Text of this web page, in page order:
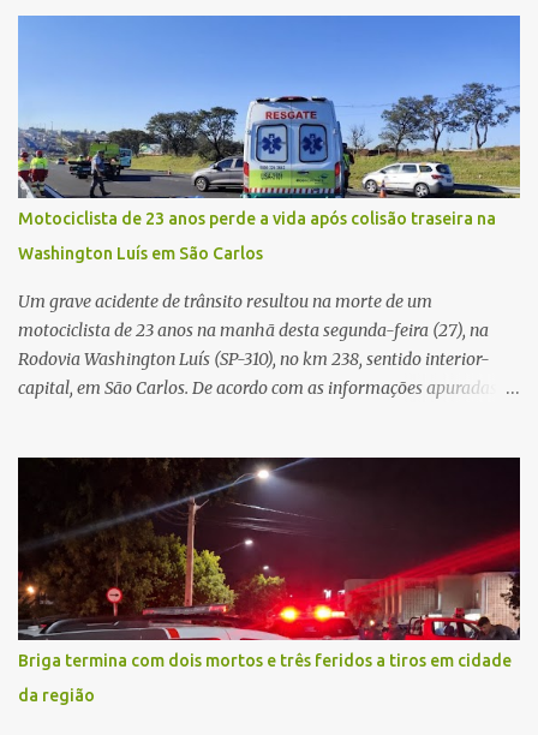
Dinâmica do acidente De acordo com o relato do motorista do
ônibus (modelo M. Benz/Busscar), ao entrar na pista de cobrança
automática (AVI 20), a cancela eletrônica não realizou a abertura
automática, o que o obrigou a frear o veículo. Um caminhão
Scania P 360, que trafegava logo atrás, não conseguiu parar a
tempo e colidiu contra a traseira do ônibus. Apesar da interdição
parcial da praça de pedágio, a concessionária informou que não
houve registro de congestionamento significativo no trecho, ...
Motociclista de 23 anos perde a vida após colisão traseira na
Washington Luís em São Carlos
Um grave acidente de trânsito resultou na morte de um
motociclista de 23 anos na manhã desta segunda-feira (27), na
Rodovia Washington Luís (SP-310), no km 238, sentido interior-
capital, em São Carlos. De acordo com as informações apuradas no
veículo, o trânsito estava lento e congestionado devido a obras
realizadas na rodovia, momento em que ocorreu o impacto. Com
a violência da colisão, o motociclista foi arremessado ao solo.
Testemunhas relataram que o capacete teria se desprendido
durante o acidente. O jovem sofreu ferimentos gravíssimos e
morreu ainda no local. Equipes de resgate e de atendimento da
concessionária responsável pela rodovia foram acionadas e
realizaram a sinalização da via, além de prestarem socorro à
vítima. No entanto, o óbito foi constatado ainda no local do
Briga termina com dois mortos e três feridos a tiros em cidade
da região